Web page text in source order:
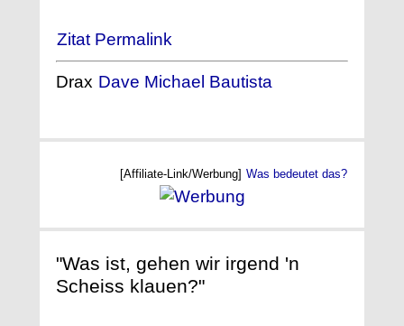
Zitat Permalink
Drax Dave Michael Bautista
[Affiliate-Link/Werbung] Was bedeutet das?
"Was ist, gehen wir irgend 'n
Scheiss klauen?"